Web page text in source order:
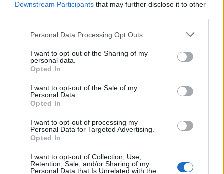
Downstream Participants that may further disclose it to other
Personal Data Processing Opt Outs
I want to opt-out of the Sharing of my
personal data.
Opted In
I want to opt-out of the Sale of my
Personal Data.
Opted In
I want to opt-out of processing my
Personal Data for Targeted Advertising.
Opted In
I want to opt-out of Collection, Use,
Retention, Sale, and/or Sharing of my
Personal Data that Is Unrelated with the
Ειδήσεις 5-8-2026